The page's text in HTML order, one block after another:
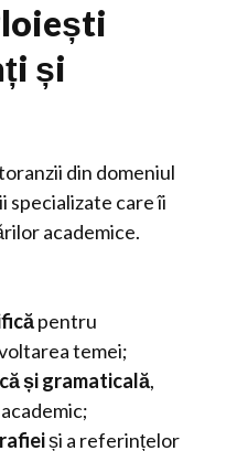
și
din domeniul
specializate care îi
academice.
pentru
temei;
și gramaticală,
și a referințelor